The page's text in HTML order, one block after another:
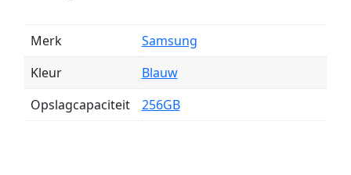
Merk
Samsung
Kleur
Blauw
Opslagcapaciteit
256GB